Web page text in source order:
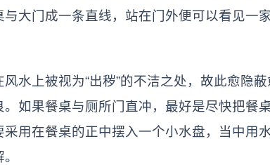
大门成一条直线，站在门外便可以看见一
水上被视为“出秽”的不洁之处，故此愈隐
如果餐桌与厕所门直冲，最好是尽快把餐
用在餐桌的正中摆入一个小水盘，当中用